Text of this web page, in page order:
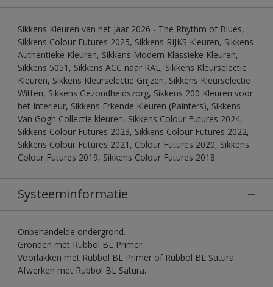
Sikkens Kleuren van het Jaar 2026 - The Rhythm of Blues,
Sikkens Colour Futures 2025, Sikkens RIJKS Kleuren, Sikkens
Authentieke Kleuren, Sikkens Modern Klassieke Kleuren,
Sikkens 5051, Sikkens ACC naar RAL, Sikkens Kleurselectie
Kleuren, Sikkens Kleurselectie Grijzen, Sikkens Kleurselectie
Witten, Sikkens Gezondheidszorg, Sikkens 200 Kleuren voor
het Interieur, Sikkens Erkende Kleuren (Painters), Sikkens
Van Gogh Collectie kleuren, Sikkens Colour Futures 2024,
Sikkens Colour Futures 2023, Sikkens Colour Futures 2022,
Sikkens Colour Futures 2021, Colour Futures 2020, Sikkens
Colour Futures 2019, Sikkens Colour Futures 2018
Systeeminformatie
Onbehandelde ondergrond.
Gronden met Rubbol BL Primer.
Voorlakken met Rubbol BL Primer of Rubbol BL Satura.
Afwerken met Rubbol BL Satura.